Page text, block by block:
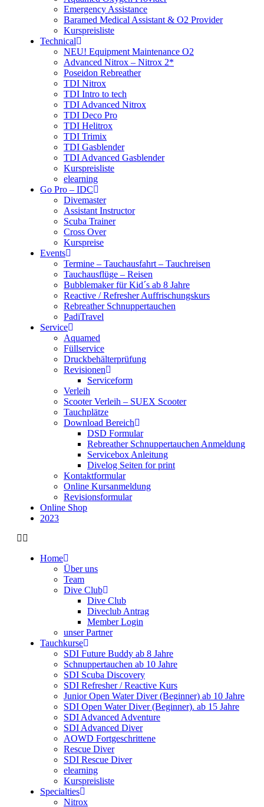
Emergency Assistance
Baramed Medical Assistant & O2 Provider
Kurspreisliste
Technical
NEU! Equipment Maintenance O2
Advanced Nitrox – Nitrox 2*
Poseidon Rebreather
TDI Nitrox
TDI Intro to tech
TDI Advanced Nitrox
TDI Deco Pro
TDI Helitrox
TDI Trimix
TDI Gasblender
TDI Advanced Gasblender
Kurspreisliste
elearning
Go Pro – IDC
Divemaster
Assistant Instructor
Scuba Trainer
Cross Over
Kurspreise
Events
Termine – Tauchausfahrt – Tauchreisen
Tauchausflüge – Reisen
Bubblemaker für Kid´s ab 8 Jahre
Reactive / Refresher Auffrischungskurs
Rebreather Schnuppertauchen
PadiTravel
Service
Aquamed
Füllservice
Druckbehälterprüfung
Revisionen
Serviceform
Verleih
Scooter Verleih – SUEX Scooter
Tauchplätze
Download Bereich
DSD Formular
Rebreather Schnuppertauchen Anmeldung
Servicebox Anleitung
Divelog Seiten for print
Kontaktformular
Online Kursanmeldung
Revisionsformular
Online Shop
2023
Home
Über uns
Team
Dive Club
Dive Club
Diveclub Antrag
Member Login
unser Partner
Tauchkurse
SDI Future Buddy ab 8 Jahre
Schnuppertauchen ab 10 Jahre
SDI Scuba Discovery
SDI Refresher / Reactive Kurs
Junior Open Water Diver (Beginner) ab 10 Jahre
SDI Open Water Diver (Beginner). ab 15 Jahre
SDI Advanced Adventure
SDI Advanced Diver
AOWD Fortgeschrittene
Rescue Diver
SDI Rescue Diver
elearning
Kurspreisliste
Specialties
Nitrox